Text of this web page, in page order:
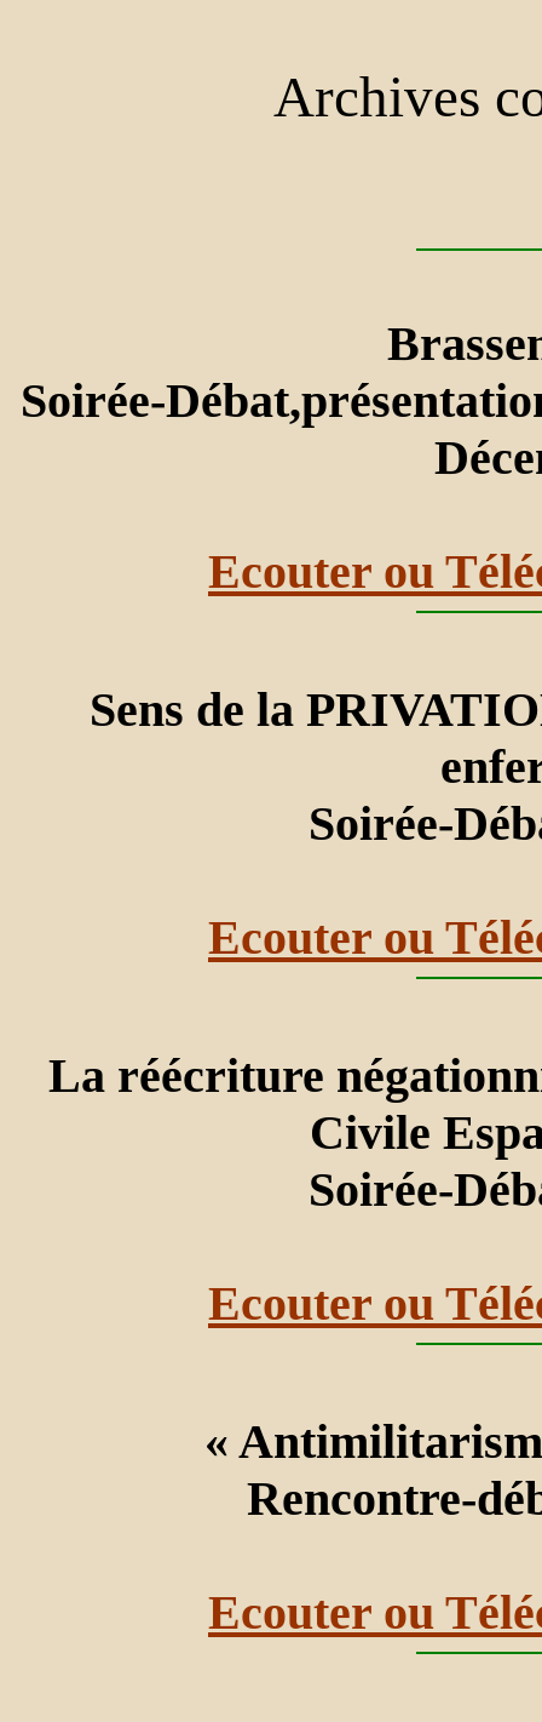
Archives
Soirée-
Ecouter ou
Sens de la
Soirée-
Ecouter ou
La réécriture
Civile
Soirée-
Ecouter ou
«
Rencontre-
Ecouter ou